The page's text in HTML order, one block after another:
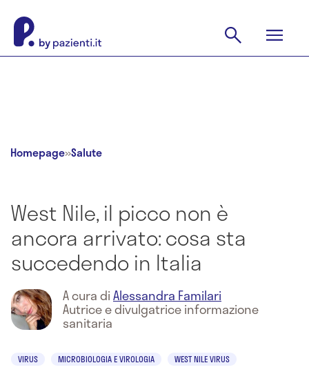
Homepage»Salute
West Nile, il picco non è
ancora arrivato: cosa sta
succedendo in Italia
A cura diAlessandra Familari
Autrice e divulgatrice informazione
sanitaria
VIRUS MICROBIOLOGIA E VIROLOGIA WEST NILE VIRUS